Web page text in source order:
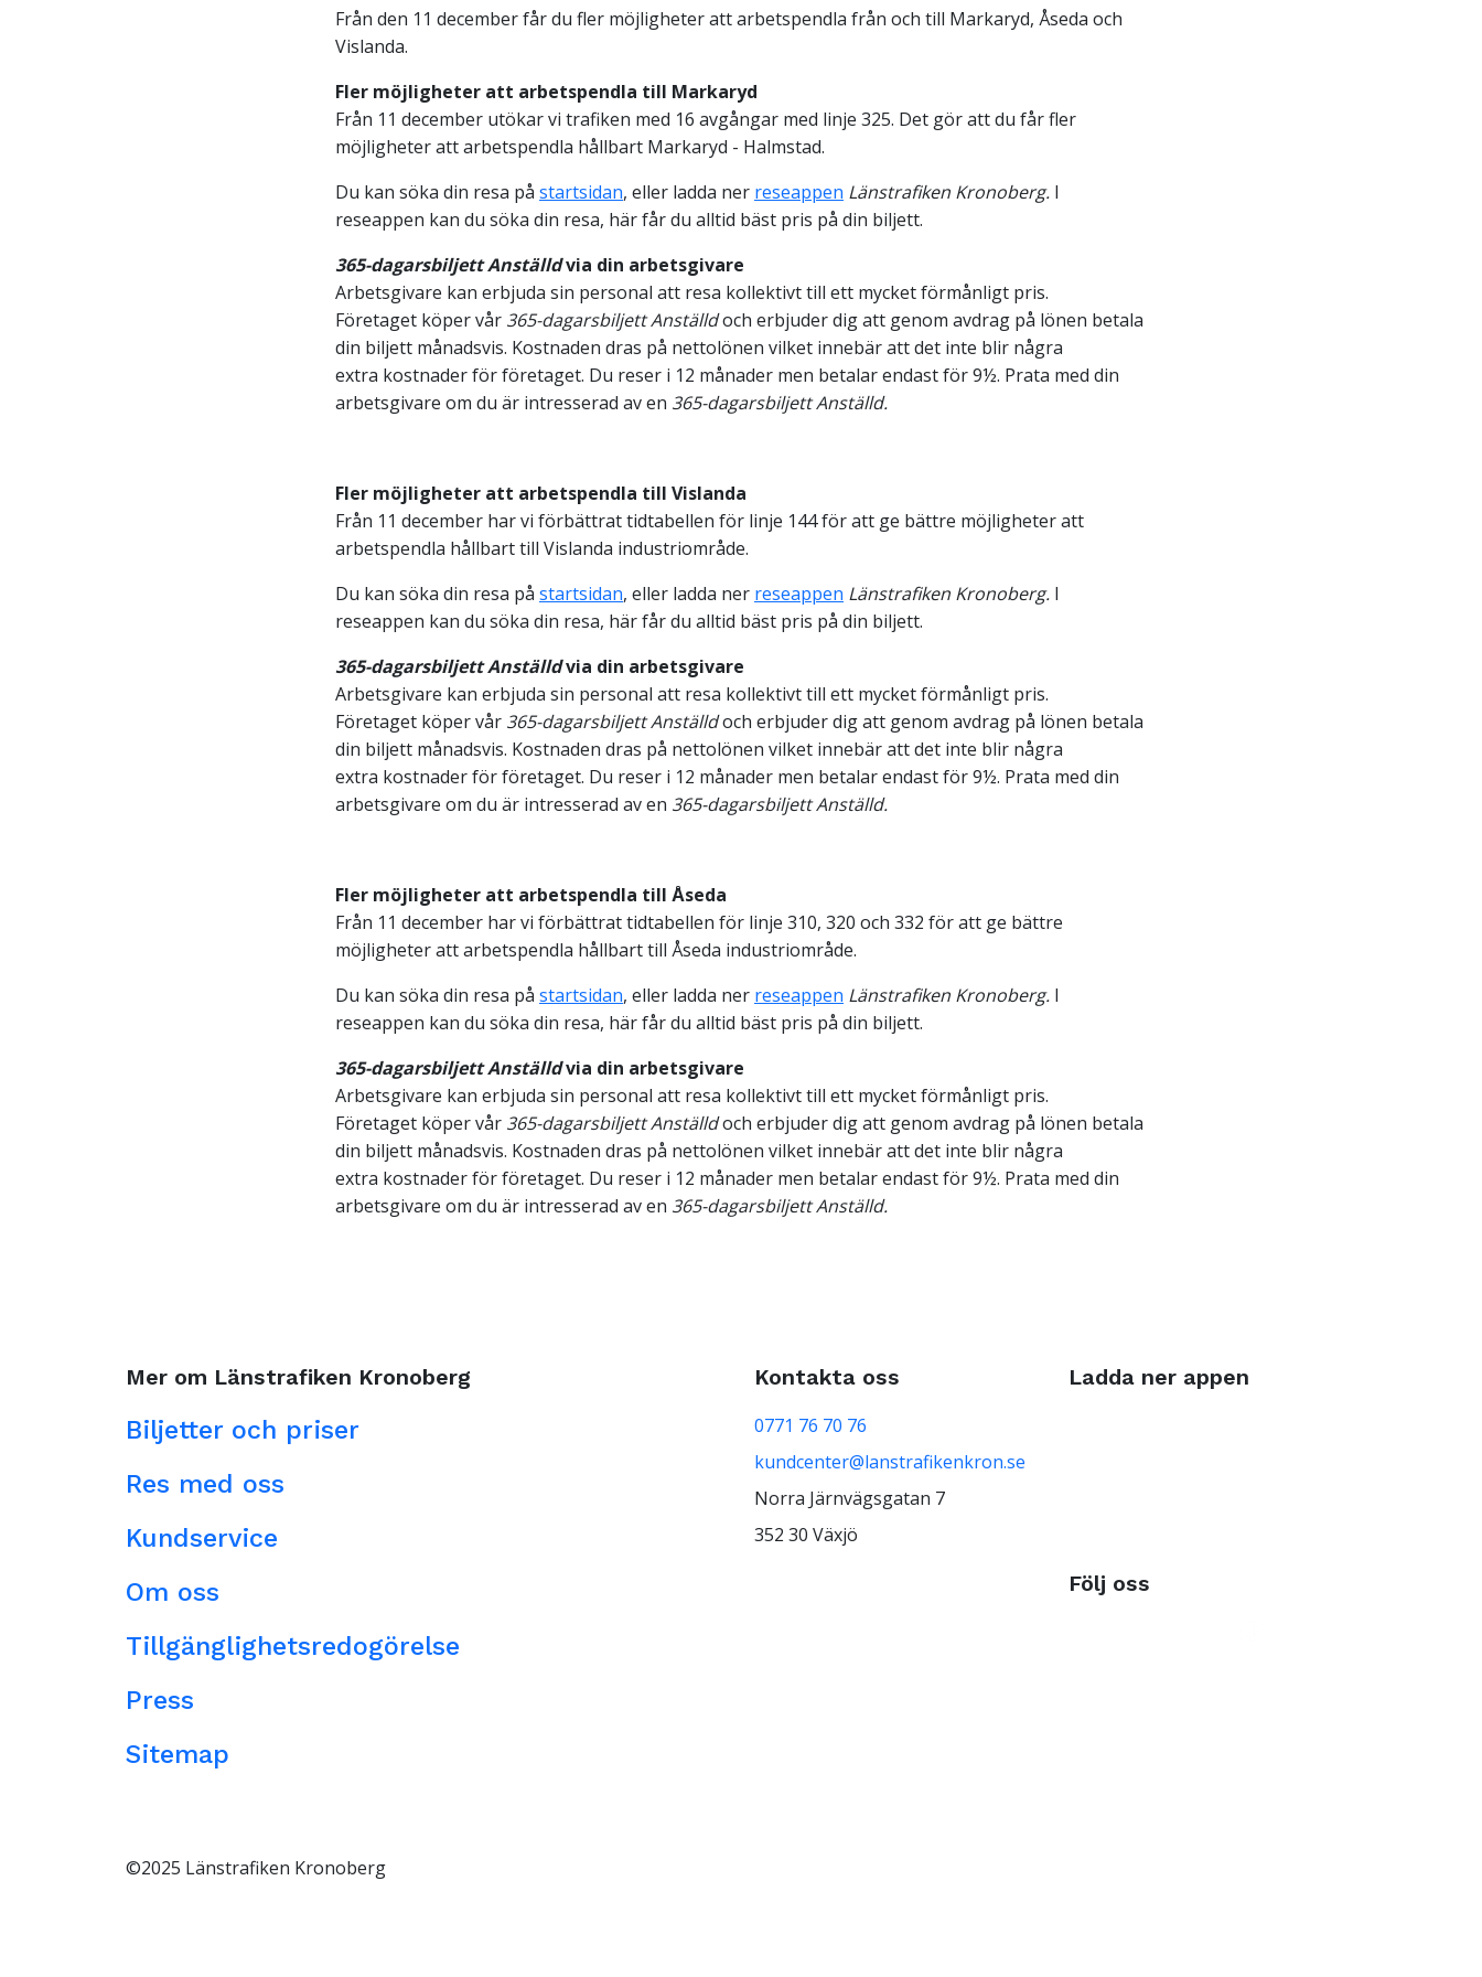
Från den 11 december får du fler möjligheter att arbetspendla från och till Markaryd, Åseda och
Vislanda.
Fler möjligheter att arbetspendla till Markaryd
Från 11 december utökar vi trafiken med 16 avgångar med linje 325. Det gör att du får fler
möjligheter att arbetspendla hållbart Markaryd - Halmstad.
Du kan söka din resa på startsidan, eller ladda ner reseappen Länstrafiken Kronoberg. I
reseappen kan du söka din resa, här får du alltid bäst pris på din biljett.
365-dagarsbiljett Anställdvia din arbetsgivare
Arbetsgivare kan erbjuda sin personal att resa kollektivt till ett mycket förmånligt pris.
Företaget köper vår 365-dagarsbiljett Anställdoch erbjuder dig att genom avdrag på lönen betala
din biljett månadsvis. Kostnaden dras på nettolönen vilket innebär att det inte blir några
extra kostnader för företaget. Du reser i 12 månader men betalar endast för 9½. Prata med din
arbetsgivare om du är intresserad av en 365-dagarsbiljett Anställd.
Fler möjligheter att arbetspendla till Vislanda
Från 11 december har vi förbättrat tidtabellen för linje 144 för att ge bättre möjligheter att
arbetspendla hållbart till Vislanda industriområde.
Du kan söka din resa på startsidan, eller ladda ner reseappen Länstrafiken Kronoberg. I
reseappen kan du söka din resa, här får du alltid bäst pris på din biljett.
365-dagarsbiljett Anställdvia din arbetsgivare
Arbetsgivare kan erbjuda sin personal att resa kollektivt till ett mycket förmånligt pris.
Företaget köper vår 365-dagarsbiljett Anställdoch erbjuder dig att genom avdrag på lönen betala
din biljett månadsvis. Kostnaden dras på nettolönen vilket innebär att det inte blir några
extra kostnader för företaget. Du reser i 12 månader men betalar endast för 9½. Prata med din
arbetsgivare om du är intresserad av en 365-dagarsbiljett Anställd.
Fler möjligheter att arbetspendla till Åseda
​​​​​​​Från 11 december har vi förbättrat tidtabellen för linje 310, 320 och 332 för att ge bättre
möjligheter att arbetspendla hållbart till Åseda industriområde.
Du kan söka din resa på startsidan, eller ladda ner reseappen Länstrafiken Kronoberg. I
reseappen kan du söka din resa, här får du alltid bäst pris på din biljett.
365-dagarsbiljett Anställdvia din arbetsgivare
Arbetsgivare kan erbjuda sin personal att resa kollektivt till ett mycket förmånligt pris.
Företaget köper vår 365-dagarsbiljett Anställdoch erbjuder dig att genom avdrag på lönen betala
din biljett månadsvis. Kostnaden dras på nettolönen vilket innebär att det inte blir några
extra kostnader för företaget. Du reser i 12 månader men betalar endast för 9½. Prata med din
arbetsgivare om du är intresserad av en 365-dagarsbiljett Anställd.
Mer om Länstrafiken Kronoberg
Biljetter och priser
Res med oss
Kundservice
Om oss
Tillgänglighetsredogörelse
Press
Sitemap
Kontakta oss
0771 76 70 76
kundcenter@lanstrafikenkron.se
Norra Järnvägsgatan 7
352 30 Växjö
Ladda ner appen
Följ oss
©2025 Länstrafiken Kronoberg